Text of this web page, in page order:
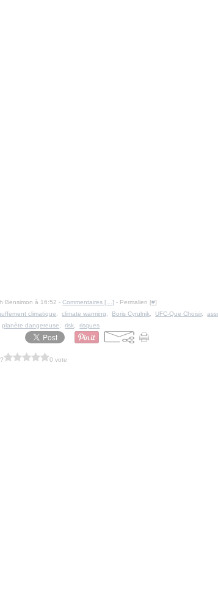
Bensimon à 16:52 -Commentaires [ …] - Permalien [#]
climatique ,climate warming Boris Cyrulnik UFC-Que Choisir,
,planète dangereuse ,risk ,risques
0 vote